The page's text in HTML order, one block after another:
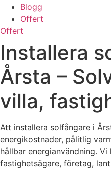
Blogg
Offert
Offert
Installera
Årsta –
villa,
Att installera solfångare i
energikostnader, pålitlig
hållbar energianvändning.
fastighetsägare, företag,